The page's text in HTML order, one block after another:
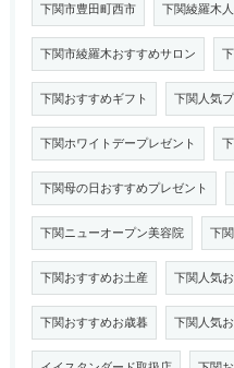
下関市豊田町西市 下関綾羅木
下関市綾羅木おすすめサロン
下関おすすめギフト 下関人気
下関ホワイトデープレゼント
下関母の日おすすめプレゼント
下関ニューオープン美容院 下
下関おすすめお土産 下関人気
下関おすすめお歳暮 下関人気